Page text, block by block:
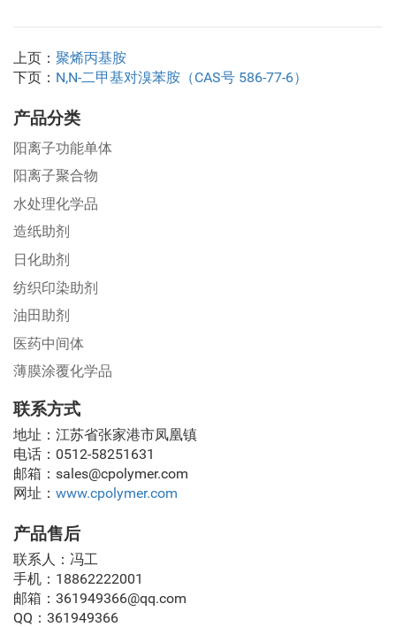
上页： 聚烯丙基胺
下页： N,N-二甲基对溴苯胺（CAS号 586-77-6）
产品分类
阳离子功能单体
阳离子聚合物
水处理化学品
造纸助剂
日化助剂
纺织印染助剂
油田助剂
医药中间体
薄膜涂覆化学品
联系方式
地址：江苏省张家港市凤凰镇
电话：0512-58251631
邮箱：sales@cpolymer.com
网址： www.cpolymer.com
产品售后
联系人：冯工
手机：18862222001
邮箱：361949366@qq.com
QQ：361949366